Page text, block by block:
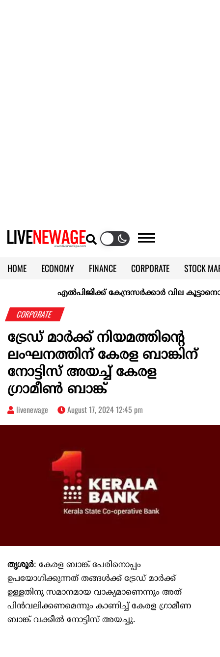
HOME ECONOMY FINANCE CORPORATE
STOCK
KERALA @70
എല്‍പിജിക്ക് കേന്ദ്രസർക്കാർ വില
CORPORATE
ട്രേഡ് മാർക്ക് നിയമത്തിന്റെ
ലംഘനത്തിന് കേരള ബാങ്കിന്
നോട്ടിസ് അയച്ച് കേരള
ഗ്രാമീൺ ബാങ്ക്
livenewage August 17, 2024 12:45 pm
തൃശൂർ: കേരള ബാങ്ക് പേരിനൊപ്പം
ഉപയോഗിക്കുന്നത് തങ്ങൾക്ക് ട്രേഡ് മാർക്ക്
ഉള്ളതിനു സമാനമായ വാക്യമാണെന്നും അത്
പിൻവലിക്കണമെന്നും കാണിച്ച് കേരള ഗ്രാമീണ
ബാങ്ക് വക്കീൽ നോട്ടിസ് അയച്ചു.